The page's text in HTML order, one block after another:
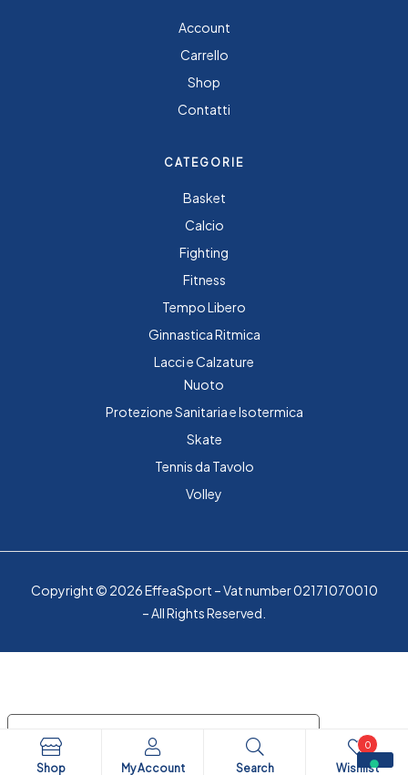
Account
Carrello
Shop
Contatti
CATEGORIE
Basket
Calcio
Fighting
Fitness
Tempo Libero
Ginnastica Ritmica
Lacci e Calzature
Nuoto
Protezione Sanitaria e Isotermica
Skate
Tennis da Tavolo
Volley
Copyright © 2026 EffeaSport – Vat number 02171070010
– All Rights Reserved.
Shop My Account Search Wishlist
0
Informativa sulla raccolta